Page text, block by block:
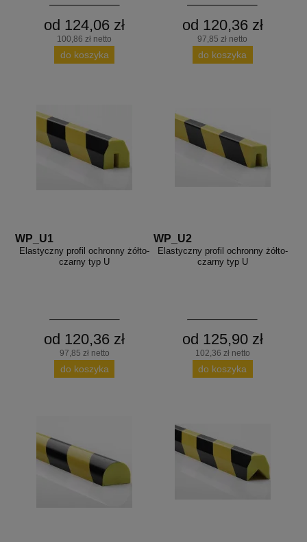
od 124,06 zł
100,86 zł netto
do koszyka
od 120,36 zł
97,85 zł netto
do koszyka
WP_U1
Elastyczny profil ochronny żółto-
czarny typ U
od 120,36 zł
97,85 zł netto
do koszyka
WP_U2
Elastyczny profil ochronny żółto-
czarny typ U
od 125,90 zł
102,36 zł netto
do koszyka